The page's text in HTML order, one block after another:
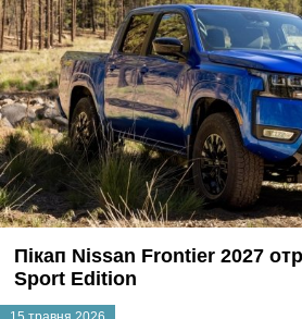
Пікап Nissan Frontier 2027
Sport Edition